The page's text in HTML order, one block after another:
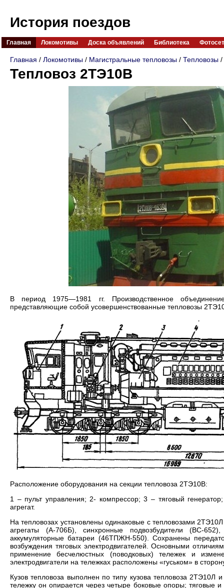
История поездов
Главная Локомотивы Доска объявлений Библиотека
Главная / Локомотивы / Магистральные тепловозы / Тепловозы /
Тепловоз 2ТЭ10В
В период 1975—1981 гг. Производственное
представляющие собой усовершенствованные тепловозы
Расположение оборудования на секции тепловоза 2ТЭ10В:
1 – пульт управления; 2- компрессор; 3 – тяговый
агрегат.
На тепловозах установлены одинаковые с тепловозами
агрегаты (А-706Б), синхронные подвозбудители (ВС-
аккумуляторные батареи (46ТПЖН-550). Сохранены
возбуждения тяговых электродвигателей. Основными
применение бесчелюстных (поводковых) тележек и
электродвигатели на тележках расположены «гуськом» в
Кузов тепловоза выполнен по типу кузова тепловоза
тележку он опирается через четыре боковые опоры; тяговые